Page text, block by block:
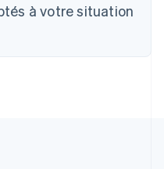
à votre situation